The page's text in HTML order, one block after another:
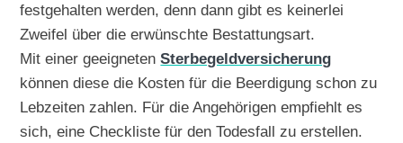
festgehalten werden, denn dann gibt es keinerlei
Zweifel über die erwünschte Bestattungsart.
Mit einer geeignetenSterbegeldversicherung
können diese die Kosten für die Beerdigung schon zu
Lebzeiten zahlen. Für die Angehörigen empfiehlt es
sich, eine Checkliste für den Todesfall zu erstellen.